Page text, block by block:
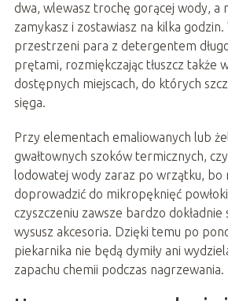
dwa, wlewasz trochę gorącej wody, a
zamykasz i zostawiasz na kilka
przestrzeni para z detergentem
prętami, rozmiękczając tłuszcz także
dostępnych miejscach, do których
sięga.
Przy elementach emaliowanych lub
gwałtownych szoków termicznych,
lodowatej wody zaraz po wrzątku, bo
doprowadzić do mikropęknięć
czyszczeniu zawsze bardzo dokładnie
wysusz akcesoria. Dzięki temu po
piekarnika nie będą dymiły ani
zapachu chemii podczas nagrzewania.